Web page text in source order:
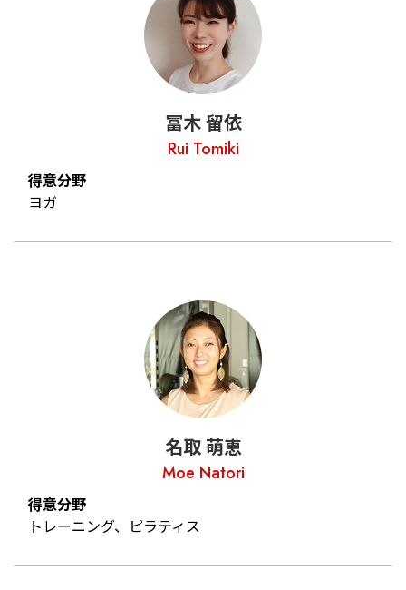
冨木 留依
Rui Tomiki
得意分野
ヨガ
名取 萌恵
Moe Natori
得意分野
トレーニング、ピラティス